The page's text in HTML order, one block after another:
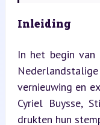
Inleiding
In het begin
vernieuwing en
Cyriel Buysse,
drukten hun